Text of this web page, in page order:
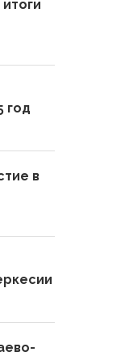
год
в